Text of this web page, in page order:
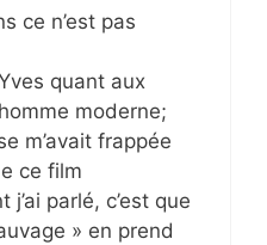
ce n’est pas
quant aux
moderne;
m’avait frappée
ce film
parlé, c’est que
» en prend